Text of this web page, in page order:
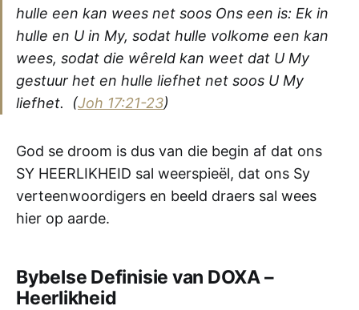
hulle een kan wees net soos Ons een is: Ek in
hulle en U in My, sodat hulle volkome een kan
wees, sodat die wêreld kan weet dat U My
gestuur het en hulle liefhet net soos U My
liefhet. (Joh 17:21-23)
God se droom is dus van die begin af dat ons
SY HEERLIKHEID sal weerspieël, dat ons Sy
verteenwoordigers en beeld draers sal wees
hier op aarde.
Bybelse Definisie van DOXA –
Heerlikheid